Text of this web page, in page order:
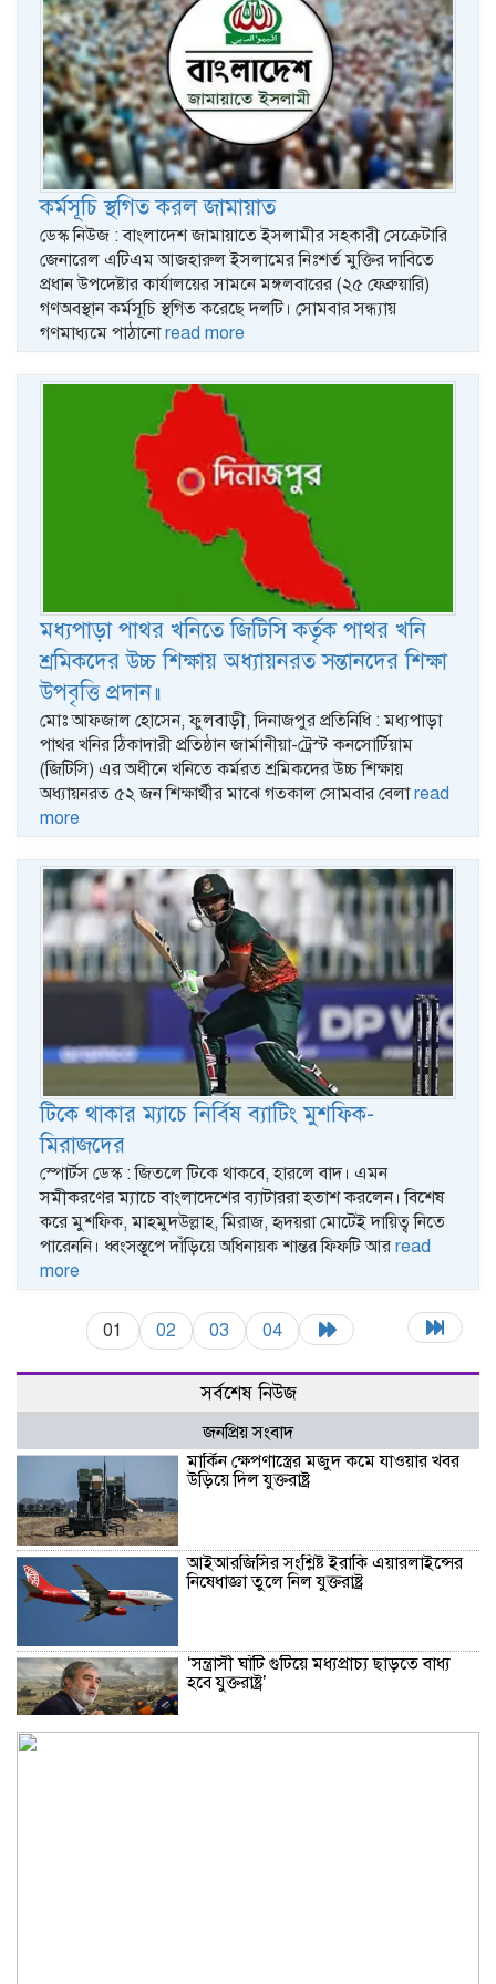
কর্মসূচি স্থগিত করল জামায়াত
ডেস্ক নিউজ : বাংলাদেশ জামায়াতে ইসলামীর সহকারী সেক্রেটারি
জেনারেল এটিএম আজহারুল ইসলামের নিঃশর্ত মুক্তির দাবিতে
প্রধান উপদেষ্টার কার্যালয়ের সামনে মঙ্গলবারের (২৫ ফেব্রুয়ারি)
গণঅবস্থান কর্মসূচি স্থগিত করেছে দলটি। সোমবার সন্ধ্যায়
গণমাধ্যমে পাঠানোread more
মধ্যপাড়া পাথর খনিতে জিটিসি কর্তৃক পাথর খনি
শ্রমিকদের উচ্চ শিক্ষায় অধ্যায়নরত সন্তানদের শিক্ষা
উপবৃত্তি প্রদান॥
মোঃ আফজাল হোসেন, ফুলবাড়ী, দিনাজপুর প্রতিনিধি : মধ্যপাড়া
পাথর খনির ঠিকাদারী প্রতিষ্ঠান জার্মানীয়া-ট্রেস্ট কনসোর্টিয়াম
(জিটিসি) এর অধীনে খনিতে কর্মরত শ্রমিকদের উচ্চ শিক্ষায়
অধ্যায়নরত ৫২ জন শিক্ষার্থীর মাঝে গতকাল সোমবার বেলাread
more
টিকে থাকার ম্যাচে নির্বিষ ব্যাটিং মুশফিক-
মিরাজদের
স্পোর্টস ডেস্ক : জিতলে টিকে থাকবে, হারলে বাদ। এমন
সমীকরণের ম্যাচে বাংলাদেশের ব্যাটাররা হতাশ করলেন। বিশেষ
করে মুশফিক, মাহমুদউল্লাহ, মিরাজ, হৃদয়রা মোটেই দায়িত্ব নিতে
পারেননি। ধ্বংসস্তূপে দাঁড়িয়ে অধিনায়ক শান্তর ফিফটি আর read
more
01 02 03 04
সর্বশেষ নিউজ
জনপ্রিয় সংবাদ
মার্কিন ক্ষেপণাস্ত্রের মজুদ কমে যাওয়ার খবর
‍উড়িয়ে দিল যুক্তরাষ্ট্র
আইআরজিসির সংশ্লিষ্ট ইরাকি এয়ারলাইন্সের
নিষেধাজ্ঞা তুলে নিল যুক্তরাষ্ট্র
‘সন্ত্রাসী ঘাঁটি গুটিয়ে মধ্যপ্রাচ্য ছাড়তে বাধ্য
হবে যুক্তরাষ্ট্র’